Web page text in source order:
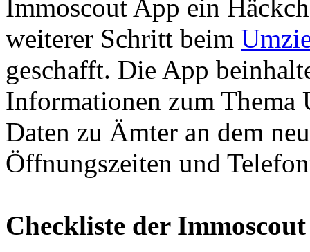
Immoscout App ein
weiterer Schritt beim
geschafft. Die App
Informationen zum Thema
Daten zu Ämter an dem
Öffnungszeiten und
Checkliste der